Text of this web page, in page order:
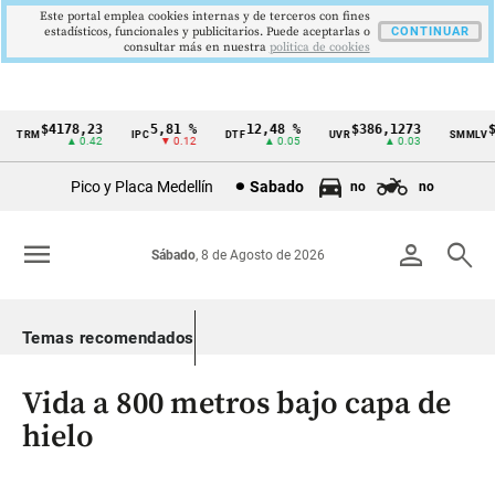
Cintillo
Colombia
$4178,23
▲ 0.42
5,81 %
▼ 0.12
DTF12,48 %
▲ 0.05
UVR$386,1273
▲ 0.03
SMMLV
Pico y Placa Medellín Sabado no no
person search
Sábado, 8 de Agosto de 2026
menu
Temas recomendados
Vida a 800 metros bajo capa de
hielo
Este portal emplea cookies internas y de terceros con fines
estadísticos, funcionales y publicitarios. Puede aceptarlas o
consultar más en nuestra politica de cookies
CONTINUAR